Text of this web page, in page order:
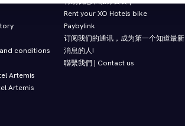
conditions
Artemis
Artemis
Rent your XO Hotels bike
Paybylink
订阅我们的通讯，成为第一个知道最新
消息的人!
聯繫我們 | Contact us